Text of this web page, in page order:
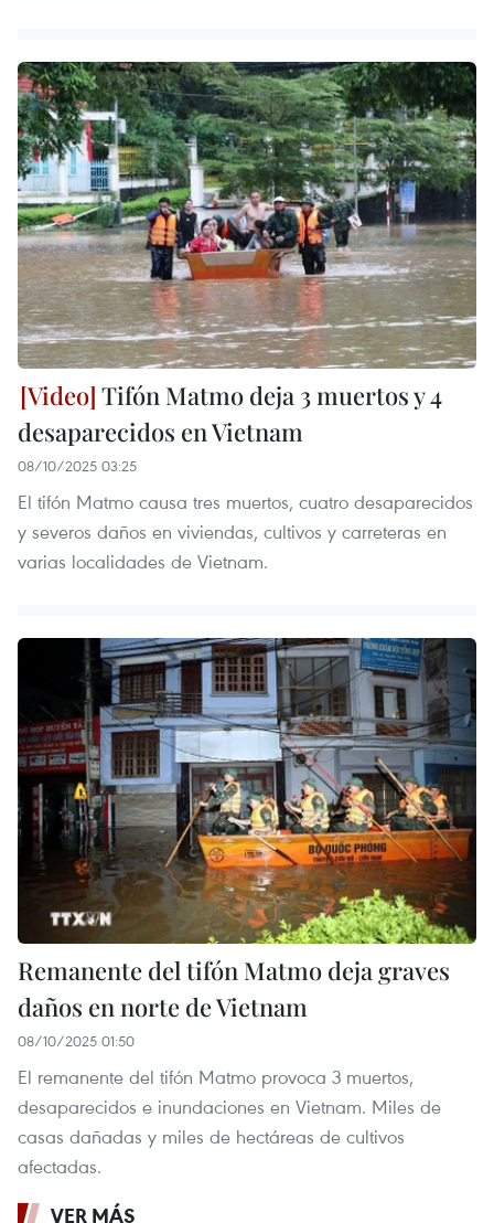
Tifón Matmo deja 3 muertos y 4
desaparecidos en Vietnam
08/10/2025 03:25
El tifón Matmo causa tres muertos, cuatro desaparecidos
y severos daños en viviendas, cultivos y carreteras en
varias localidades de Vietnam.
Remanente del tifón Matmo deja graves
daños en norte de Vietnam
08/10/2025 01:50
El remanente del tifón Matmo provoca 3 muertos,
desaparecidos e inundaciones en Vietnam. Miles de
casas dañadas y miles de hectáreas de cultivos
afectadas.
VER MÁS